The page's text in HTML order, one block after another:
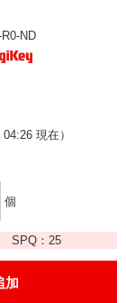
ND
04:26 現在）
個
SPQ：25